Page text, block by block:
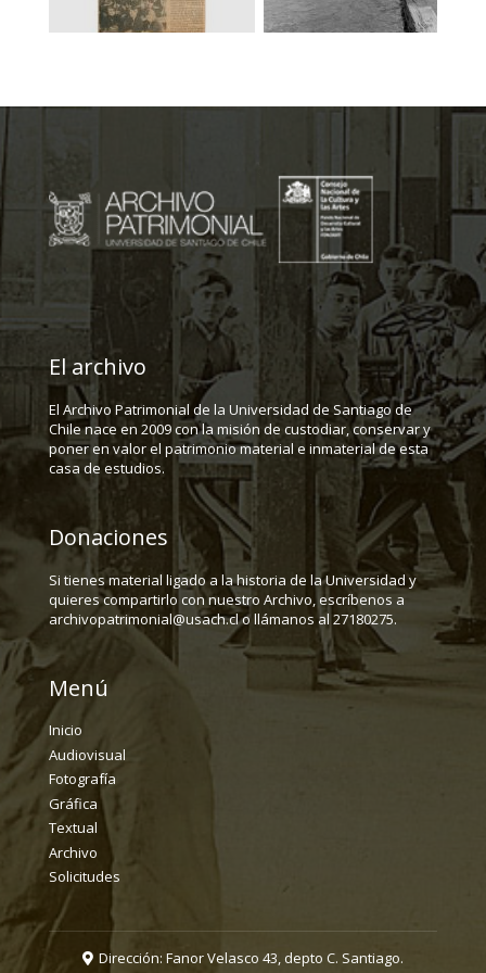
El archivo
El Archivo Patrimonial de la Universidad de Santiago de
Chile nace en 2009 con la misión de custodiar, conservar y
poner en valor el patrimonio material e inmaterial de esta
casa de estudios.
Donaciones
Si tienes material ligado a la historia de la Universidad y
quieres compartirlo con nuestro Archivo, escríbenos a
archivopatrimonial@usach.cl o llámanos al 27180275.
Menú
Inicio
Audiovisual
Fotografía
Gráfica
Textual
Archivo
Solicitudes
Dirección: Fanor Velasco 43, depto C. Santiago.